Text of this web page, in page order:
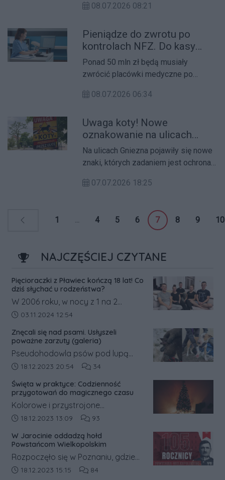
zakupu – piece Junkers Poznań
Grambet w podpoznańskim
Skórzewie.
rośnie w siłę mandatów
08.07.2026 08:21
Pieniądze do zwrotu po
kontrolach NFZ. Do kasy
Funduszu wrócą miliony
złotych
Ponad 50 mln zł będą musiały
zwrócić placówki medyczne po
nieprawidłowości w rozliczaniu
08.07.2026 06:34
Uwaga koty! Nowe
oznakowanie na ulicach
Gniezna
Na ulicach Gniezna pojawiły się nowe
znaki, których zadaniem jest ochrona
skutkami zderzeń z pojazdami.
07.07.2026 18:25
1 ... 4 5 6 7 8 9 10
NAJCZĘŚCIEJ CZYTANE
Pięcioraczki z Pławiec kończą 18 lat! Co
dziś słychać u rodzeństwa?
W 2006 roku, w nocy z 1 na 2
listopada, w Pławcach w powiecie
pięcioraczki.
Data dodania artykułu:
03.11.2024 12:54
Znęcali się nad psami. Usłyszeli
poważne zarzuty (galeria)
Pseudohodowla psów pod lupą
prokuratury. Była ona prowadzona
śremskim. Na jej trop wpadli
inspektorzy weterynaryjni, którzy o
sprawie powiadomili policję.
Data dodania artykułu:
18.12.2023 20:54 Liczba komentarzy artykułu:
34
Święta w praktyce: Codzienność
przygotowań do magicznego czasu
Kolorowe i przystrojone
świątecznymi dekoracjami witryny
przejść obok nich obojętnie.
Data dodania artykułu:
18.12.2023 13:09 Liczba komentarzy artykułu:
93
W Jarocinie oddadzą hołd
Powstańcom Wielkopolskim
Rozpoczęło się w Poznaniu, gdzie
mieszkańcy walczyli o ziemie
Data dodania artykułu:
18.12.2023 15:15 Liczba komentarzy artykułu:
84